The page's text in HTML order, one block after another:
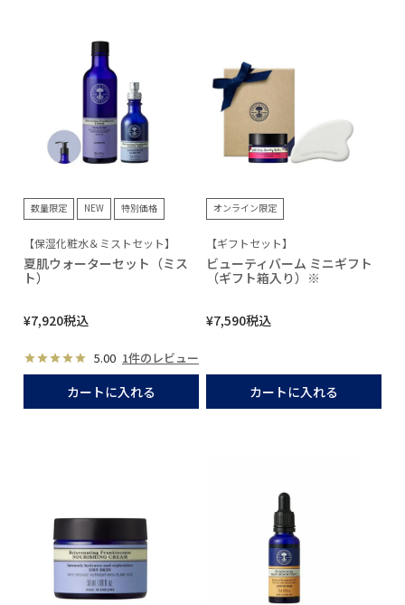
数量限定 NEW 特別価格
【保湿化粧水＆ミストセット】
夏肌ウォーターセット（ミス
ト）
¥7,920税込
5.00 1件のレビュー
カートに入れる
オンライン限定
【ギフトセット】
ビューティバーム ミニギフト
（ギフト箱入り）※
¥7,590税込
カートに入れる